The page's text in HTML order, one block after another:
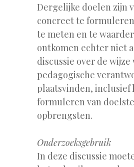
Dergelijke doelen zijn
concreet te
te meten en te
ontkomen echter niet
discussie over de wijze
pedagogische
plaatsvinden, inclusief
formuleren van
opbrengsten.
Onderzoeksgebruik
In deze discussie